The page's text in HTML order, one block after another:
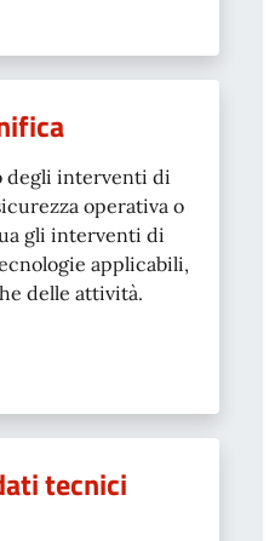
degli interventi di
operativa o
gli interventi di
applicabili,
delle attività.
tecnici